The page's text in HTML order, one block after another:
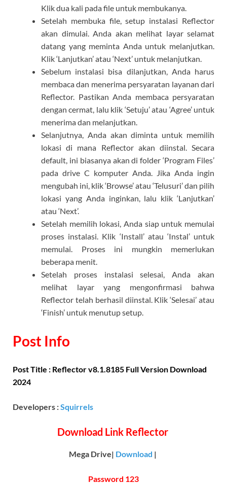
Klik dua kali pada file untuk membukanya.
Setelah membuka file, setup instalasi Reflector
akan dimulai. Anda akan melihat layar selamat
datang yang meminta Anda untuk melanjutkan.
Klik ‘Lanjutkan’ atau ‘Next’ untuk melanjutkan.
Sebelum instalasi bisa dilanjutkan, Anda harus
membaca dan menerima persyaratan layanan dari
Reflector. Pastikan Anda membaca persyaratan
dengan cermat, lalu klik ‘Setuju’ atau ‘Agree’ untuk
menerima dan melanjutkan.
Selanjutnya, Anda akan diminta untuk memilih
lokasi di mana Reflector akan diinstal. Secara
default, ini biasanya akan di folder ‘Program Files’
pada drive C komputer Anda. Jika Anda ingin
mengubah ini, klik ‘Browse’ atau ‘Telusuri’ dan pilih
lokasi yang Anda inginkan, lalu klik ‘Lanjutkan’
atau ‘Next’.
Setelah memilih lokasi, Anda siap untuk memulai
proses instalasi. Klik ‘Install’ atau ‘Instal’ untuk
memulai. Proses ini mungkin memerlukan
beberapa menit.
Setelah proses instalasi selesai, Anda akan
melihat layar yang mengonfirmasi bahwa
Reflector telah berhasil diinstal. Klik ‘Selesai’ atau
‘Finish’ untuk menutup setup.
Post Info
Post Title : Reflector v8.1.8185 Full Version Download
2024
Developers :Squirrels
Download Link Reflector
Mega Drive| Download |
Password 123